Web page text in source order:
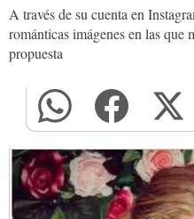
A través de su cuenta en
románticas imágenes en las que
propuesta